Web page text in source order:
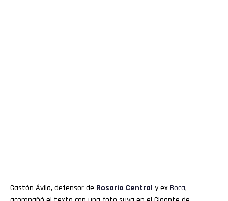
Gastón Ávila, defensor de Rosario Central y exBoca,